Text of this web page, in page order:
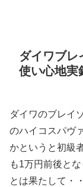
ダイワブレ
使い心地実
ダイワのブレイ
のハイコスパヴ
かというと初級
も1万円前後と
とは果たして・